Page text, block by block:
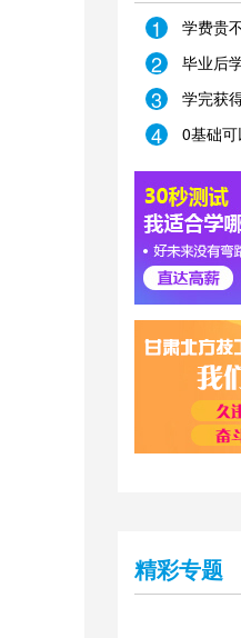
1 学费贵
2 毕业后
3 学完获
4 0基础可
精彩专题